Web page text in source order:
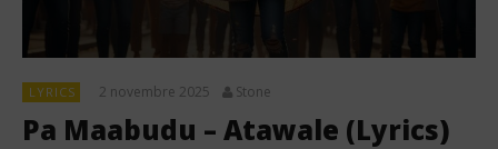
LYRICS 2 novembre 2025 Stone
Pa Maabudu – Atawale (Lyrics)